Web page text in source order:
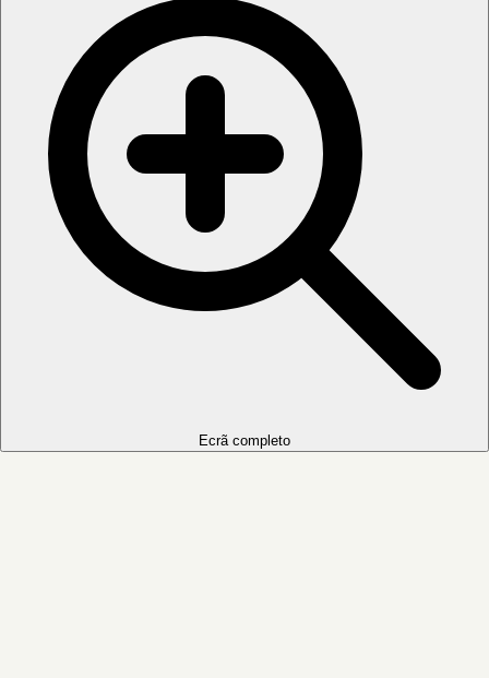
Ecrã completo